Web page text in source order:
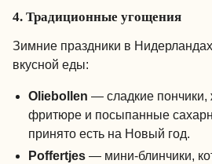
4. Традиционные угощения
Зимние праздники в
вкусной еды:
Oliebollen — сладкие
фритюре и посыпанные
принято есть на Новый год.
Poffertjes — мини-блинчики,